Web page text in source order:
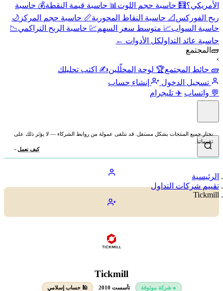
🧮 حاسبة حجم اللوت📊 حاسبة قيمة النقطة💰 حاسبة
📐 حاسبة النقاط المحورية 📏 حاسبة حجم المركز🌙
📈 متوسط سعر السهم💹 حاسبة الربح التراكمي 📉
التداولكل الأدوات ←
المجتمع 🏆 لوحة المحلّلين ✍️ اكتب تحليلك
الدخول
إنشاء حساب
✈️ تليجرام
المنتجات بشكل مستقل. قد نتلقى عمولة من روابط الشركاء — لا يؤثر ذلك على
التداول
Tickmill
● شركة موثوقة تأسست 2010 🕌 حساب إسلامي